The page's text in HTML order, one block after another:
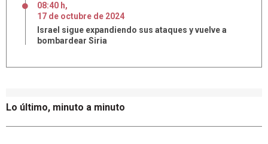
Lo último, minuto a minuto
08:40 h,
17 de octubre de 2024
Israel sigue expandiendo sus ataques y vuelve a
bombardear Siria